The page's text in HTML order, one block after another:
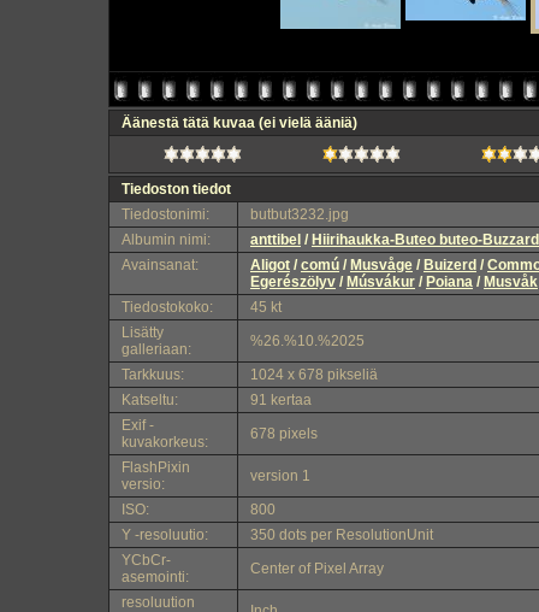
Äänestä tätä kuvaa (ei vielä ääniä)
Tiedoston tiedot
Tiedostonimi:
butbut3232.jpg
Albumin nimi:
anttibel / Hiirihaukka-Buteo buteo-Buzzard
Avainsanat:
Aligot / comú / Musvåge / Buizerd /
Egerészölyv / Músvákur / Poiana / Musvåk
Tiedostokoko:
45 kt
Lisätty
galleriaan:
%26.%10.%2025
Tarkkuus:
1024 x 678 pikseliä
Katseltu:
91 kertaa
Exif -
kuvakorkeus:
678 pixels
FlashPixin
versio:
version 1
ISO:
800
Y -resoluutio:
350 dots per ResolutionUnit
YCbCr-
asemointi:
Center of Pixel Array
resoluution